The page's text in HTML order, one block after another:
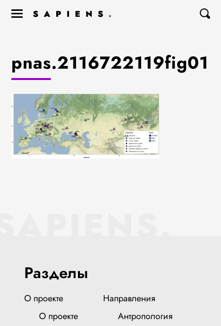
pnas.2116722119fig01
Разделы
О проекте
О проекте
Направления
Антропология